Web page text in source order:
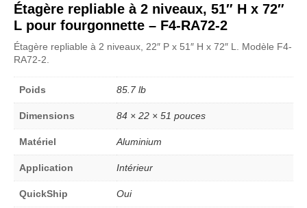
Étagère repliable à 2 niveaux, 51″ H x 72″
L pour fourgonnette – F4-RA72-2
Étagère repliable à 2 niveaux, 22″ P x 51″ H x 72″ L. Modèle F4-
RA72-2.
Poids 85.7 lb
Dimensions 84 × 22 × 51 pouces
Matériel Aluminium
Application Intérieur
QuickShip Oui